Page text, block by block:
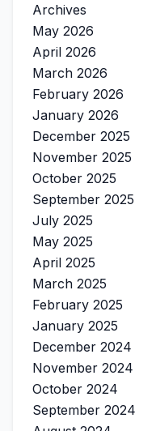
Archives
May 2026
April 2026
March 2026
February 2026
January 2026
December 2025
November 2025
October 2025
September 2025
July 2025
May 2025
April 2025
March 2025
February 2025
January 2025
December 2024
November 2024
October 2024
September 2024